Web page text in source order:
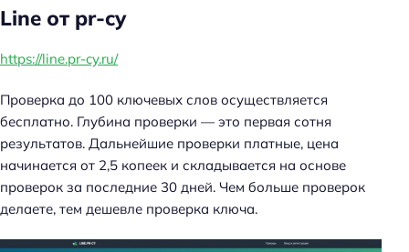
Line от pr-cy
https://line.pr-cy.ru/
Проверка до 100 ключевых слов осуществляется
бесплатно. Глубина проверки — это первая сотня
результатов. Дальнейшие проверки платные, цена
начинается от 2,5 копеек и складывается на основе
проверок за последние 30 дней. Чем больше проверок
делаете, тем дешевле проверка ключа.